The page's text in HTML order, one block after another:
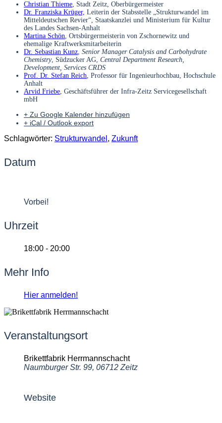
Christian Thieme, Stadt Zeitz, Oberbürgermeister
Dr. Franziska Krüger, Leiterin der Stabsstelle „Strukturwandel im
Mitteldeutschen Revier“, Staatskanzlei und Ministerium für Kultur
des Landes Sachsen-Anhalt
Martina Schön, Ortsbürgermeisterin von Zschornewitz und
ehemalige Kraftwerksmitarbeiterin
Dr. Sebastian Kunz, Senior Manager Catalysis and Carbohydrate
Chemistry, Südzucker AG, Central Department Research,
Development, Services CRDS
Prof. Dr. Stefan Reich, Professor für Ingenieurhochbau, Hochschule
Anhalt
Arvid Friebe, Geschäftsführer der Infra-Zeitz Servicegesellschaft
mbH
+ Zu Google Kalender hinzufügen
+ iCal / Outlook export
Schlagwörter: Strukturwandel , Zukunft
Datum
Vorbei!
Uhrzeit
18:00 - 20:00
Mehr Info
Hier anmelden!
Veranstaltungsort
Brikettfabrik Herrmannschacht
Naumburger Str. 99, 06712 Zeitz
Website